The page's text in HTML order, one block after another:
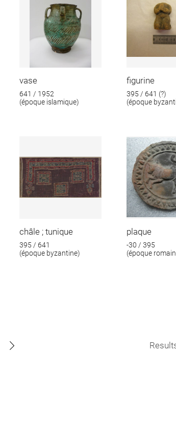
vase
641 / 1952
(époque islamique)
figurine
395 / 641 (?)
(époque
châle ; tunique
395 / 641
(époque byzantine)
plaque
-30 / 395
(époque